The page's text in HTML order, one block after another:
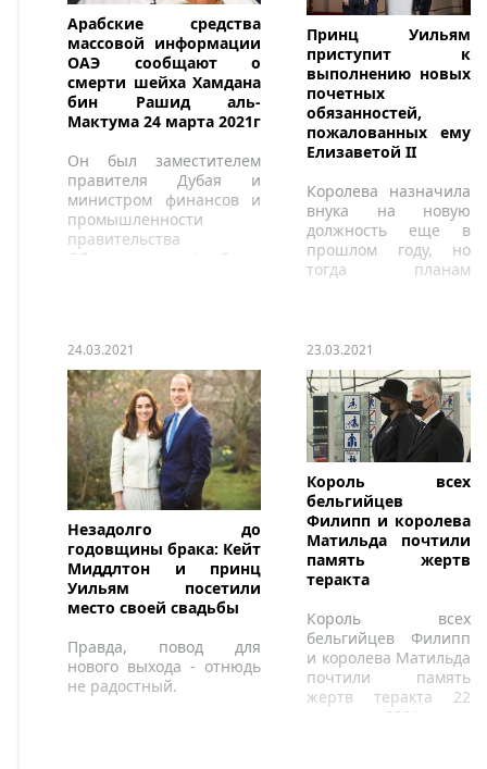
Арабские средства
массовой информации
ОАЭ сообщают о
смерти шейха Хамдана
бин Рашид аль-
Мактума 24 марта 2021г
Он был заместителем
правителя Дубая и
министром финансов и
промышленности
правительства
Объединенных Арабских
Принц Уильям
приступит к
выполнению новых
почетных
обязанностей,
пожалованных ему
Елизаветой II
Королева назначила
внука на новую
должность еще в
прошлом году, но
тогда планам
24.03.2021
Незадолго до
годовщины брака: Кейт
Миддлтон и принц
Уильям посетили
место своей свадьбы
Правда, повод для
нового выхода - отнюдь
не радостный.
23.03.2021
Король всех
бельгийцев
Филипп и королева
Матильда почтили
память жертв
теракта
Король всех
бельгийцев Филипп
и королева Матильда
почтили память
жертв теракта 22
марта 2021г. в